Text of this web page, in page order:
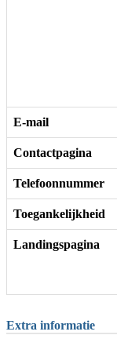
E-mail
Contactpagina
Telefoonnummer
Toegankelijkheid
Landingspagina
Extra informatie